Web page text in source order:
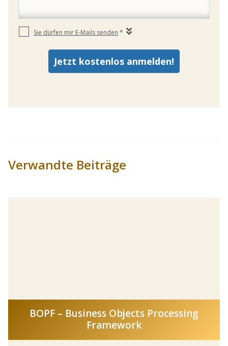
Verwandte Beiträge
BOPF – Business Objects Processing
Framework